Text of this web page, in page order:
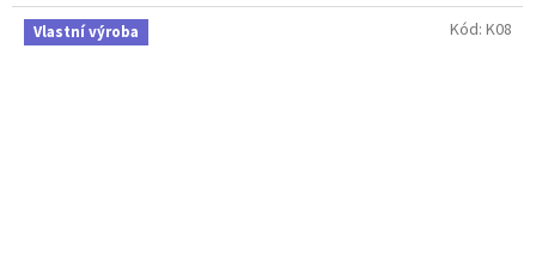
Vlastní výroba Kód: K08